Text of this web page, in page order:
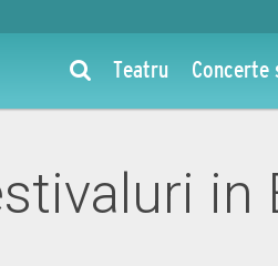
Teatru
in